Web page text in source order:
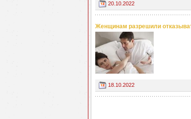
20.10.2022
Женщинам разрешили
18.10.2022